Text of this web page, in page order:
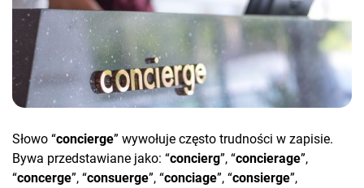
Słowo “concierge” wywołuje często trudności w zapisie.
Bywa przedstawiane jako: “concierg”, “concierage”,
“concerge”, “consuerge”, “conciage”, “consierge”,